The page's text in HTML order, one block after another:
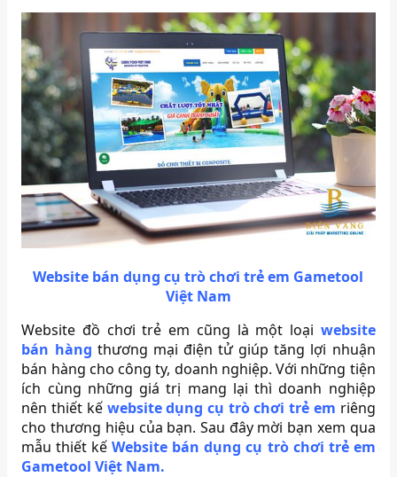
Website bán dụng cụ trò chơi trẻ em Gametool
Việt Nam
Website đồ chơi trẻ em cũng là một loại website
bán hàng thương mại điện tử giúp tăng lợi nhuận
bán hàng cho công ty, doanh nghiệp. Với những tiện
ích cùng những giá trị mang lại thì doanh nghiệp
nên thiết kế website dụng cụ trò chơi trẻ em riêng
cho thương hiệu của bạn. Sau đây mời bạn xem qua
mẫu thiết kếWebsite bán dụng cụ trò chơi trẻ em
Gametool Việt Nam.